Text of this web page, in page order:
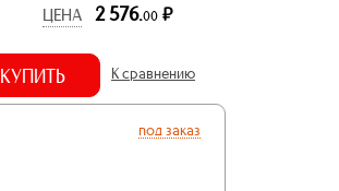
ЦЕНА
2 576.00 р.
КУПИТЬ К сравнению
под заказ